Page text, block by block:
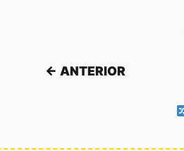
← ANTERIOR